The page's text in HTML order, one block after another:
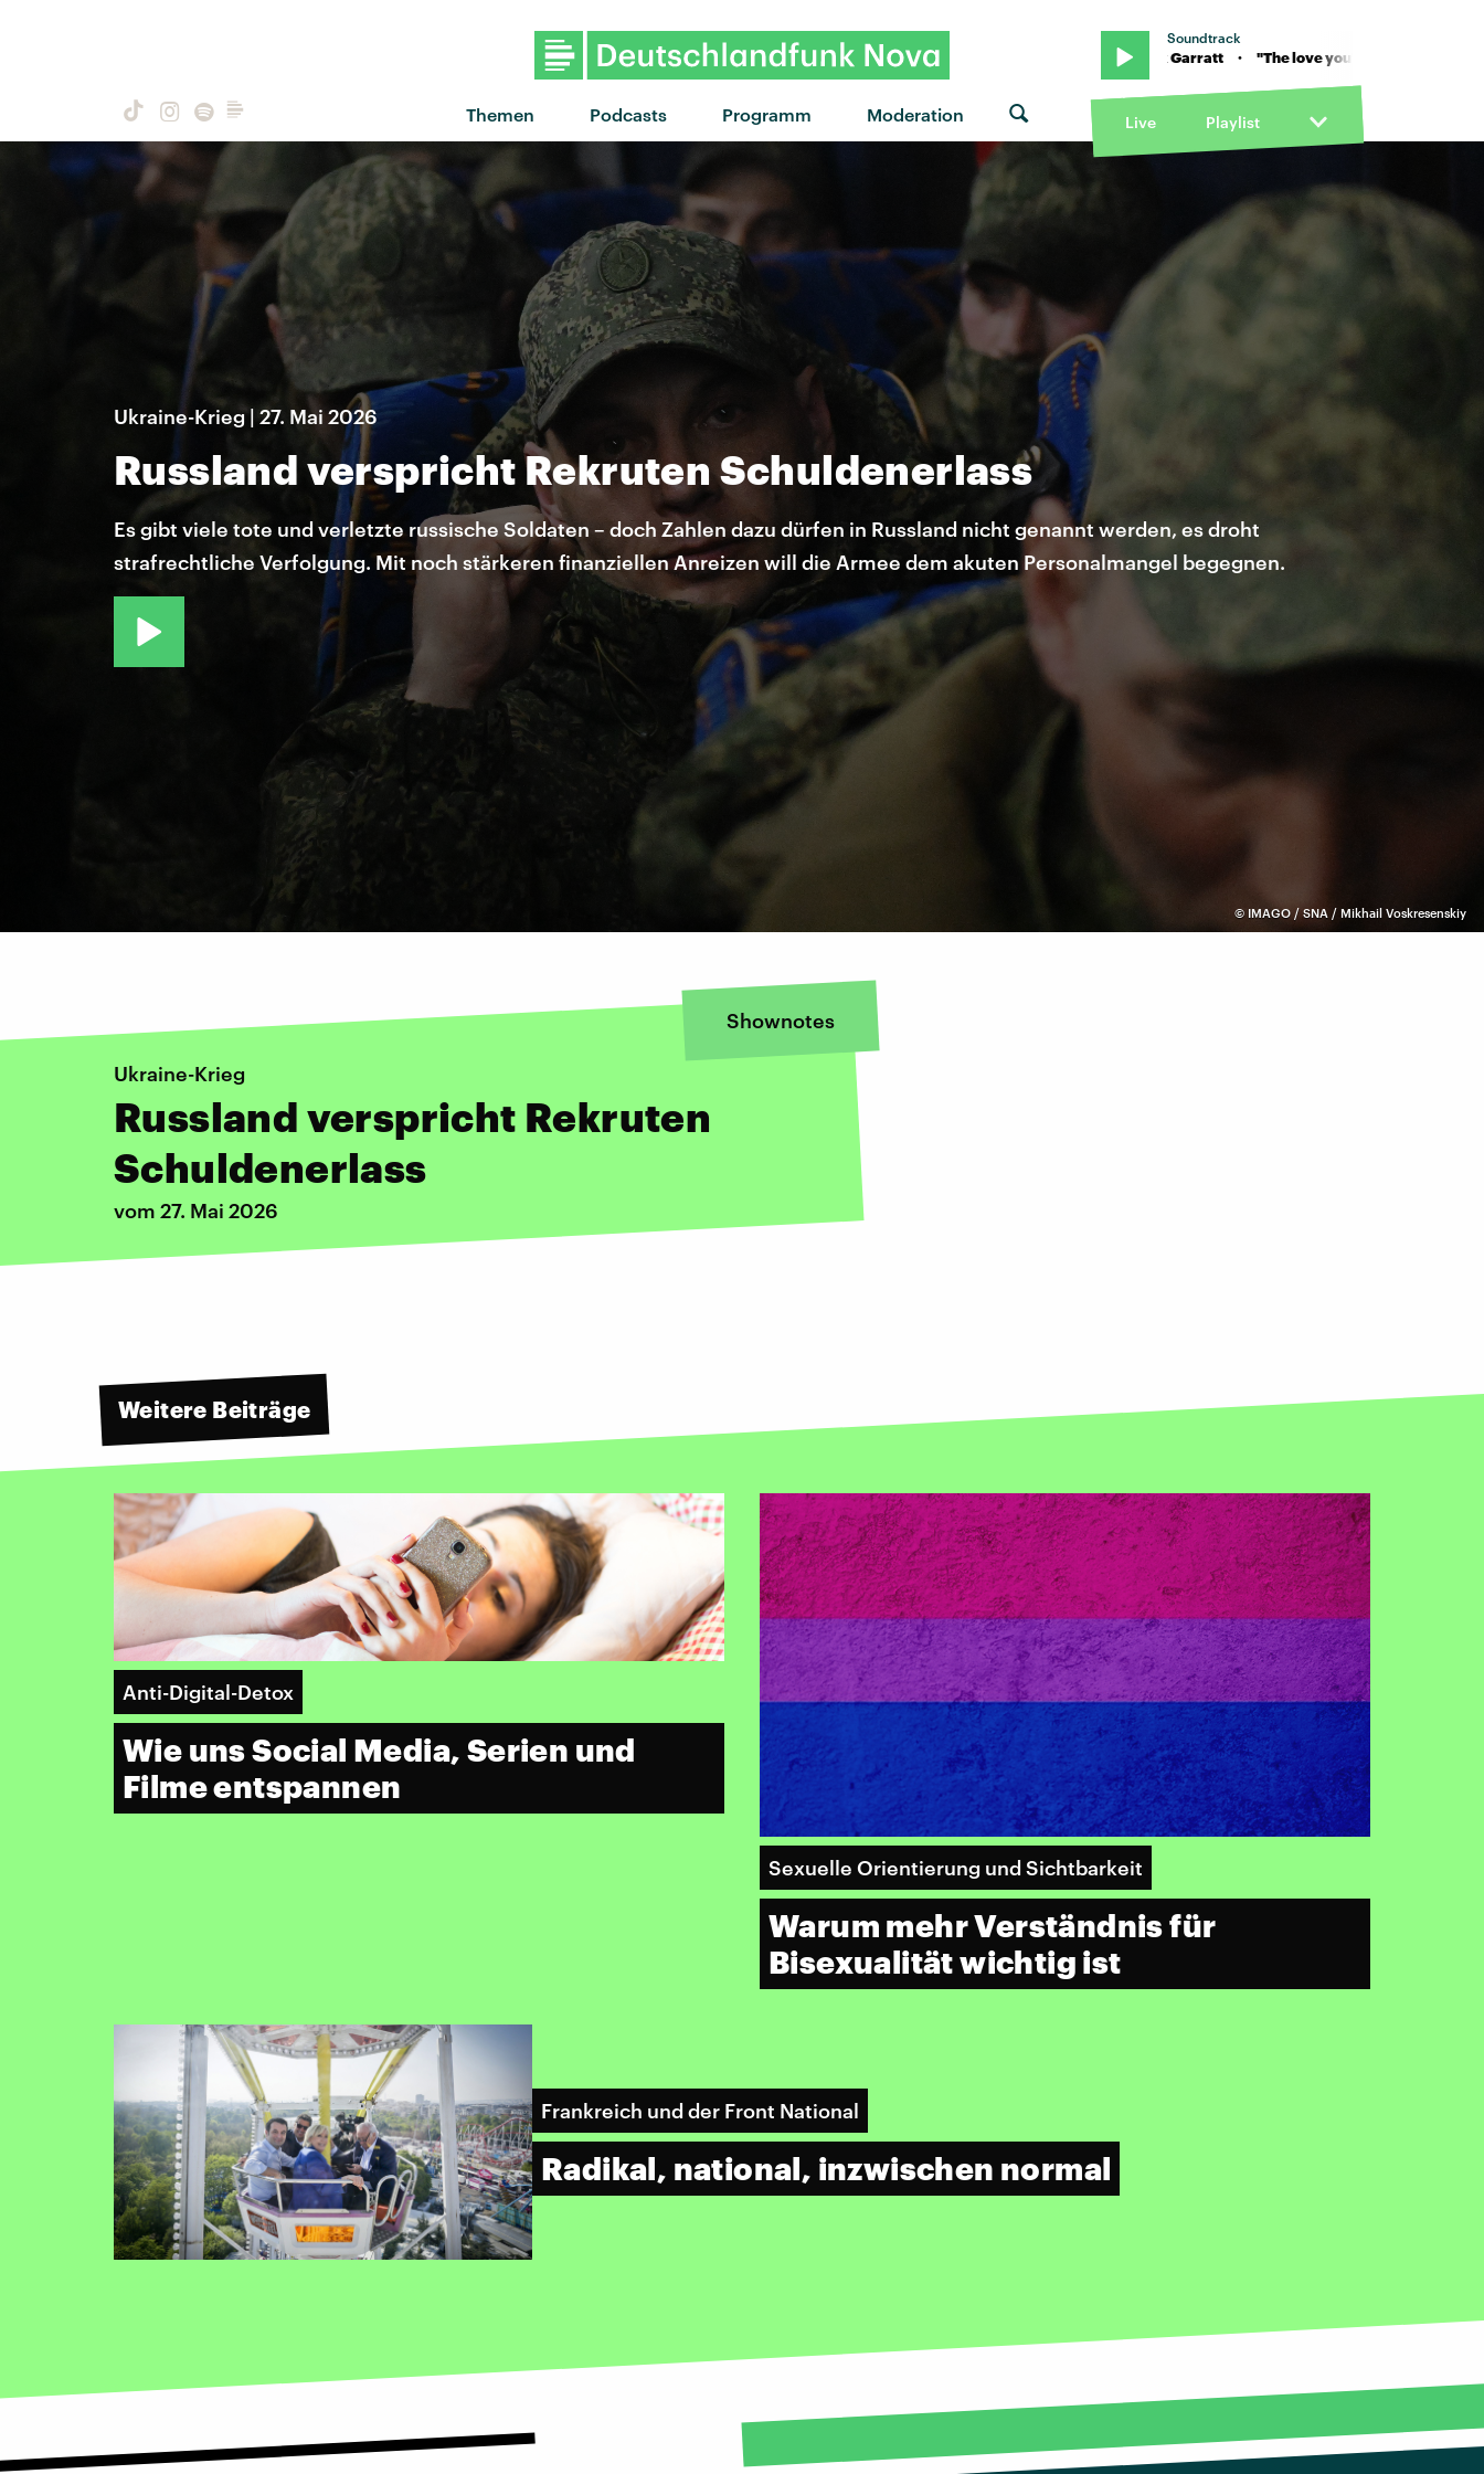
Themen Podcasts Programm Moderation
Soundtrack
"The love you're given" von Jack Garratt · "The love you're given" von Jack Garratt ·
Live Playlist
© IMAGO / SNA / Mikhail Voskresenskiy
Ukraine-Krieg | 27. Mai 2026
Russland verspricht Rekruten Schuldenerlass
Es gibt viele tote und verletzte russische Soldaten – doch Zahlen dazu dürfen in Russland nicht genannt werden, es droht
strafrechtliche Verfolgung. Mit noch stärkeren finanziellen Anreizen will die Armee dem akuten Personalmangel begegnen.
Shownotes
Ukraine-Krieg
Russland verspricht Rekruten
Schuldenerlass
vom 27. Mai 2026
Weitere Beiträge
Anti-Digital-Detox
Wie uns Social Media, Serien und
Filme entspannen
Sexuelle Orientierung und Sichtbarkeit
Warum mehr Verständnis für
Bisexualität wichtig ist
Frankreich und der Front National
Radikal, national, inzwischen normal